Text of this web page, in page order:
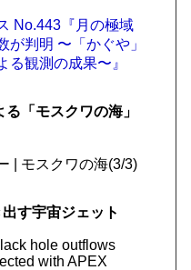
No.443『月の極域
が判明 〜「かぐや」
る観測の成果〜』
「モスクワの海」
| モスクワの海(3/3)
す宇宙ジェット
hole outflows
with APEX